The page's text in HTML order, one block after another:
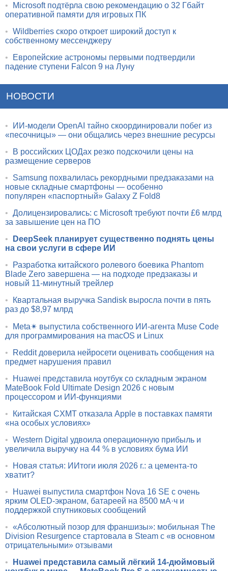
•
Microsoft подтёрла свою рекомендацию о 32 Гбайт
оперативной памяти для игровых ПК
• Wildberries скоро откроет широкий доступ к
собственному мессенджеру
•
Европейские астрономы первыми подтвердили
падение ступени Falcon 9 на Луну
НОВОСТИ
•
ИИ-модели OpenAI тайно скоординировали побег из
«песочницы» — они общались через внешние ресурсы
•
В российских ЦОДах резко подскочили цены на
размещение серверов
•
Samsung похвалилась рекордными предзаказами на
новые складные смартфоны — особенно
популярен «паспортный» Galaxy Z Fold8
• Долицензировались: с Microsoft требуют почти £6 млрд
за завышение цен на ПО
•
DeepSeek планирует существенно поднять цены
на свои услуги в сфере ИИ
•
Разработка китайского ролевого боевика Phantom
Blade Zero завершена — на подходе предзаказы и
новый 11-минутный трейлер
•
Квартальная выручка Sandisk выросла почти в пять
раз до $8,97 млрд
•
Meta✴ выпустила собственного ИИ-агента Muse Code
для программирования на macOS и Linux
•
Reddit доверила нейросети оценивать сообщения на
предмет нарушения правил
•
Huawei представила ноутбук со складным экраном
MateBook Fold Ultimate Design 2026 с новым
процессором и ИИ-функциями
•
Китайская CXMT отказала Apple в поставках памяти
«на особых условиях»
• Western Digital удвоила операционную прибыль и
увеличила выручку на 44 % в условиях бума ИИ
•
Новая статья: ИИтоги июля 2026 г.: а цемента-то
хватит?
•
Huawei выпустила смартфон Nova 16 SE с очень
ярким OLED-экраном, батареей на 8500 мА·ч и
поддержкой спутниковых сообщений
• «Абсолютный позор для франшизы»: мобильная The
Division Resurgence стартовала в Steam с «в основном
отрицательными» отзывами
•
Huawei представила самый лёгкий 14-дюймовый